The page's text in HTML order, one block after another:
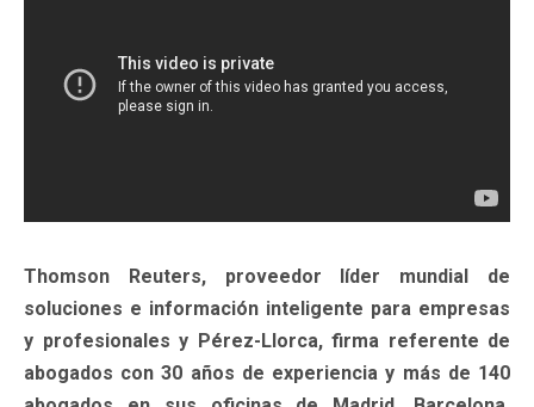
Thomson Reuters, proveedor líder mundial de
soluciones e información inteligente para empresas
y profesionales y Pérez-Llorca, firma referente de
abogados con 30 años de experiencia y más de 140